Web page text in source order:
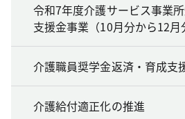
令和7年度介護サービス事業
支援金事業（10月分から12月
介護職員奨学金返済・育成支
介護給付適正化の推進